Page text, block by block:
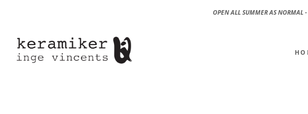
OPEN ALL SUMMER AS NORMAL